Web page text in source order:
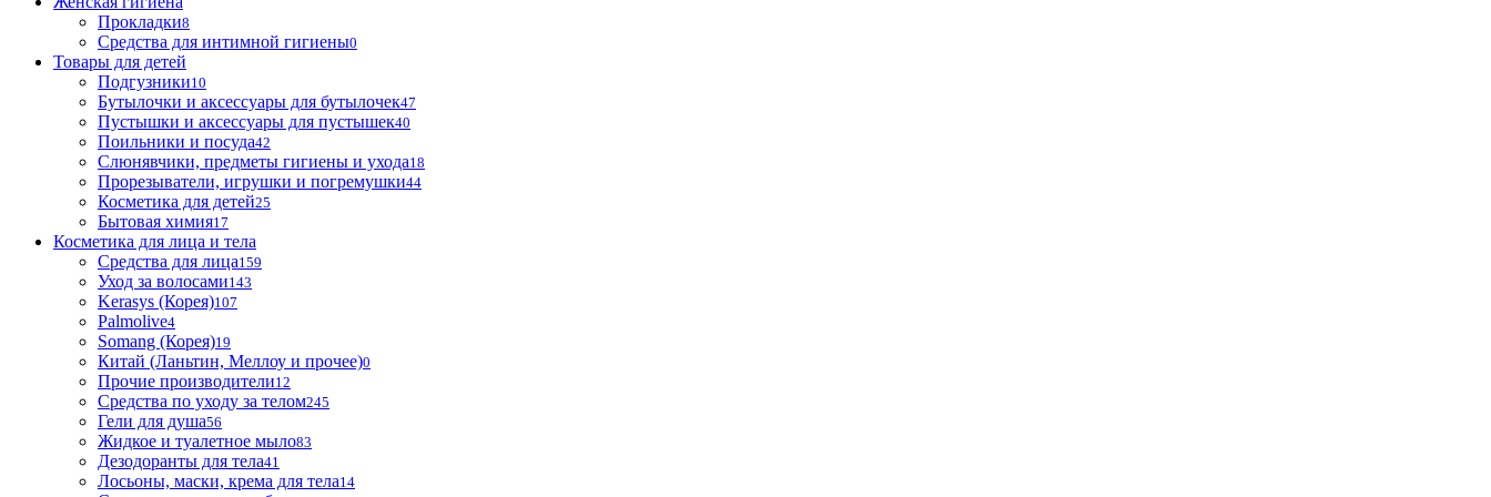
Прокладки8
Средства для интимной гигиены0
Товары для детей
Подгузники10
Бутылочки и аксессуары для бутылочек47
Пустышки и аксессуары для пустышек40
Поильники и посуда42
Слюнявчики, предметы гигиены и ухода18
Прорезыватели, игрушки и погремушки44
Косметика для детей25
Бытовая химия17
Косметика для лица и тела
Cредства для лица159
Уход за волосами143
Kerasys (Корея)107
Palmolive4
Somang (Корея)19
Китай (Ланьтин, Меллоу и прочее)0
Прочие производители12
Средства по уходу за телом245
Гели для душа56
Жидкое и туалетное мыло83
Дезодоранты для тела41
Лосьоны, маски, крема для тела14